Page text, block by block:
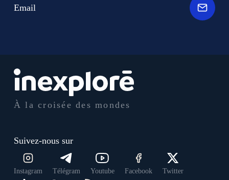
À la croisée des mondes
Suivez-nous sur
Instagram Télégram Youtube Facebook Twitter
Email